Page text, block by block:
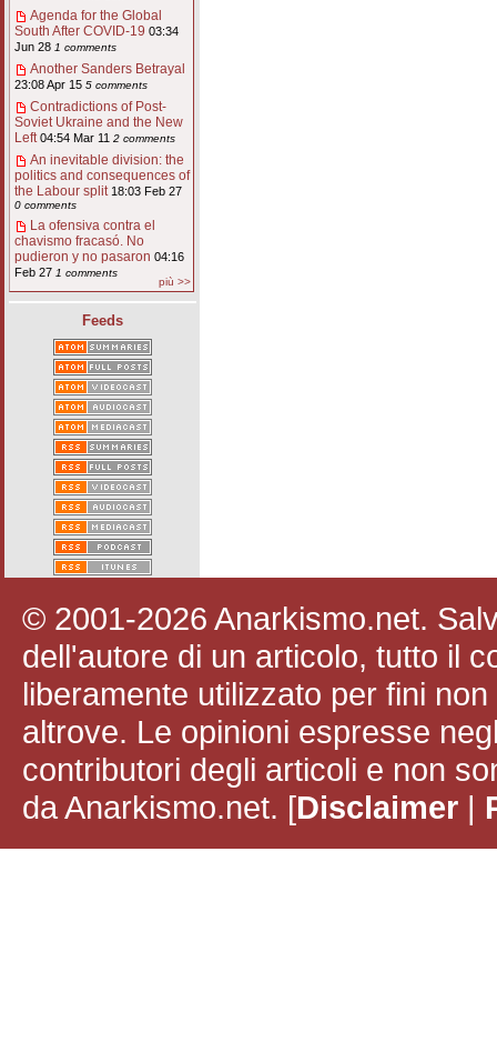
Agenda for the Global
South After COVID-19 03:34
Jun 28 1 comments
Another Sanders Betrayal
23:08 Apr 15 5 comments
Contradictions of Post-
Soviet Ukraine and the New
Left 04:54 Mar 11 2 comments
An inevitable division: the
politics and consequences of
the Labour split 18:03 Feb 27
0 comments
La ofensiva contra el
chavismo fracasó. No
pudieron y no pasaron 04:16
Feb 27 1 comments
più >>
Feeds
© 2001-2026 Anarkismo.net.
dell'autore di un articolo, tutto il
liberamente utilizzato per fini
altrove. Le opinioni espresse
contributori degli articoli e non
da Anarkismo.net. [Disclaimer |